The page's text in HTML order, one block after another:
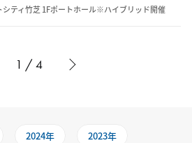
シティ竹芝 1Fポートホール※ハイブリッド開催
1 / 4
2024年 2023年